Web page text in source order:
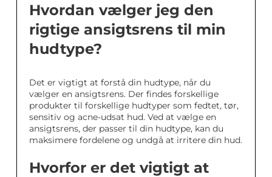
Hvordan vælger jeg den
rigtige ansigtsrens til min
hudtype?
Det er vigtigt at forstå din hudtype, når du
vælger en ansigtsrens. Der findes forskellige
produkter til forskellige hudtyper som fedtet, tør,
sensitiv og acne-udsat hud. Ved at vælge en
ansigtsrens, der passer til din hudtype, kan du
maksimere fordelene og undgå at irritere din hud.
Hvorfor er det vigtigt at